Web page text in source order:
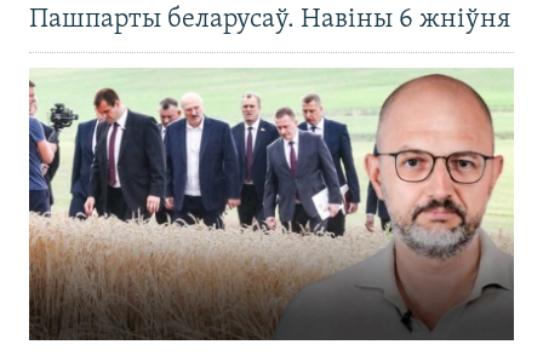
Пашпарты беларусаў. Навіны 6 жніўня